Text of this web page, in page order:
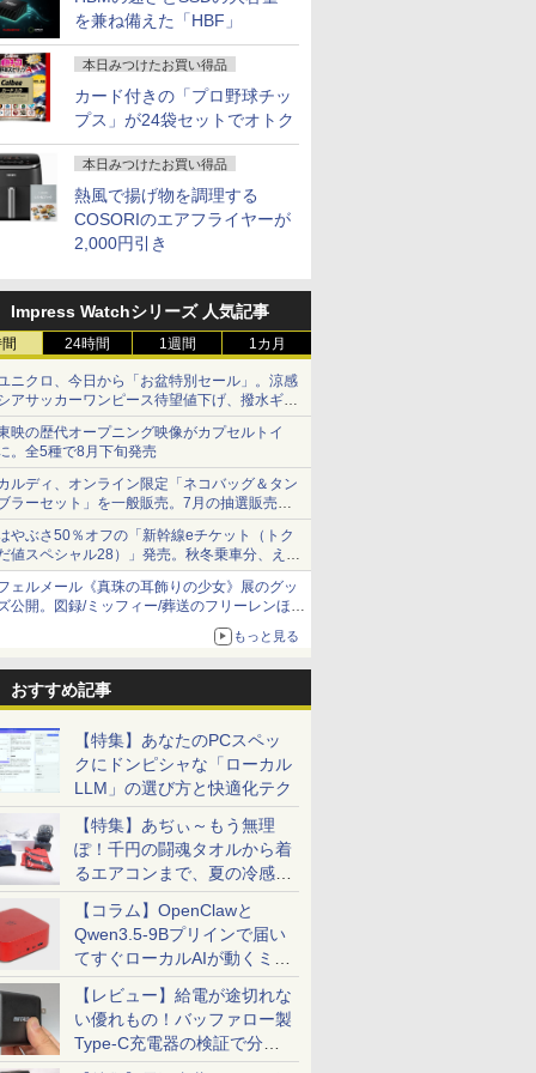
を兼ね備えた「HBF」
本日みつけたお買い得品
カード付きの「プロ野球チッ
プス」が24袋セットでオトク
本日みつけたお買い得品
熱風で揚げ物を調理する
COSORIのエアフライヤーが
2,000円引き
Impress Watchシリーズ 人気記事
24時間 1週間 1カ月
ニクロ、今日から「お盆特別セール」。涼感
アサッカーワンピース待望値下げ、撥水ギア
ョーツは1990円に
映の歴代オープニング映像がカプセルトイ
。全5種で8月下旬発売
ルディ、オンライン限定「ネコバッグ＆タン
ラーセット」を一般販売。7月の抽選販売の
選無効分
やぶさ50％オフの「新幹線eチケット（トク
値スペシャル28）」発売。秋冬乗車分、えき
っと限定
ェルメール《真珠の耳飾りの少女》展のグッ
公開。図録/ミッフィー/葬送のフリーレンほ
もっと見る
おすすめ記事
【特集】あなたのPCスペッ
クにドンピシャな「ローカル
LLM」の選び方と快適化テク
【特集】あぢぃ～もう無理
ぽ！千円の闘魂タオルから着
るエアコンまで、夏の冷感グ
ッズ一挙紹介
【コラム】OpenClawと
Qwen3.5-9Bプリインで届い
てすぐローカルAIが動くミニ
PC「SER9 Pro」
【レビュー】給電が途切れな
い優れもの！バッファロー製
Type-C充電器の検証で分か
ったこと